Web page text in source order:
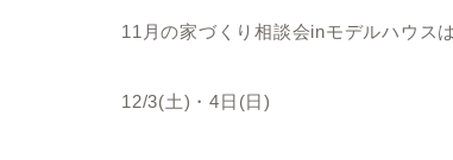
11月の家づくり相談会inモデルハウスは
12/3(土)・4日(日)